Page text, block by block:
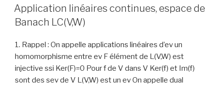
de
Banach”
ON
Application linéaires continues, espace de
Banach LC(V,W)
1. Rappel : On appelle applications linéaires d’ev un
homomorphisme entre ev F élément de L(V,W) est
injective ssi Ker(F)=0 Pour f de V dans V Ker(f) et Im(f)
sont des sev de V L(V,W) est un ev On appelle dual